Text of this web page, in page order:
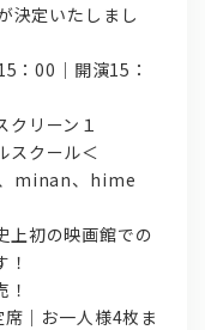
決定いたしまし
：00｜開演15：
リーン１
スクール＜
minan、hime
上初の映画館での
｜お一人様4枚ま